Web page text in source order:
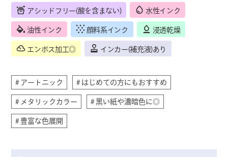
アシッドフリー(酸を含まない) 水性インク
油性インク 顔料系インク 浸透乾燥
エンボス加工◎ インカー(補充液)あり
# アートニック # はじめての方にもおすすめ
# メタリックカラー # 黒い紙や濃暗色に◎
# 豊富な色展開